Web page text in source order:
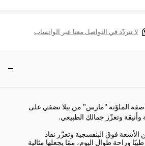
لا تتردّد في التواصل معنا عبر الواتساب
الملوّنة "مارس" من بيلا تضفي على
وأنيقة وتعزّز جمالكِ الطبيعي.
الأشعة فوق البنفسجية وتعزّز نفاذ
وراحة طوال اليوم، ممّا يجعلها مثالية